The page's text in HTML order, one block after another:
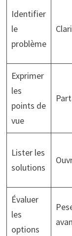
Identifier
le
problème
Exprimer
les
points de
vue
Lister les
solutions
Évaluer
les
options